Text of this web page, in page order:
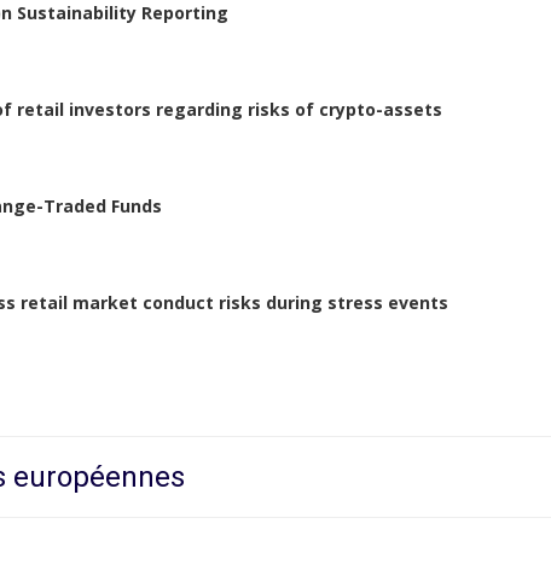
Sustainability Reporting
retail investors regarding risks of crypto-assets
Traded Funds
retail market conduct risks during stress events
européennes